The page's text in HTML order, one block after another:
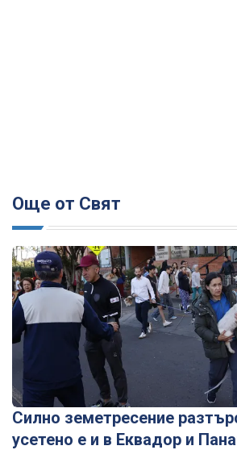
Още от Свят
Силно земетресение
усетено е и в Еквадор и